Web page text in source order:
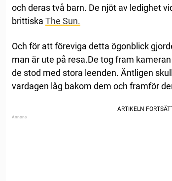
och deras två barn. De njöt av ledighet
brittiska The Sun.
Och för att föreviga detta ögonblick
man är ute på resa.De tog fram
de stod med stora leenden. Äntligen
vardagen låg bakom dem och framför